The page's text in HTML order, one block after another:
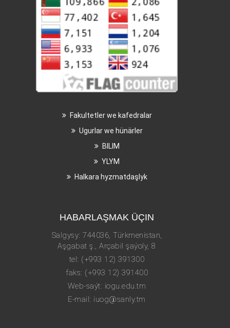
Fakultetler we kafedralar
Ugurlar we hünärler
BILIM
YLYM
Halkara hyzmatdaşlyk
HABARLAŞMAK ÜÇIN
Salgysy: 744036, Türkmenistan,
Aşgabat ş., Arçabil şaýoly, 8
tel: (+993 12) 391300
faks: (+993 12) 391400
Web-saýt: iogu.edu.tm
E-mail: iuog@sanly.tm